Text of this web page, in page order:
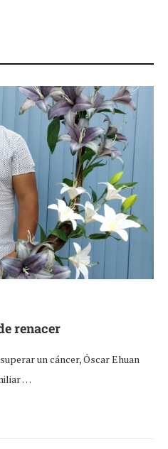
renacer
un cáncer, Óscar Ehuan
…